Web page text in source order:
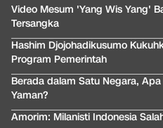
Video Mesum 'Yang Wis Yang'
Tersangka
Hashim Djojohadikusumo
Program Pemerintah
Berada dalam Satu Negara,
Yaman?
Amorim: Milanisti Indonesia